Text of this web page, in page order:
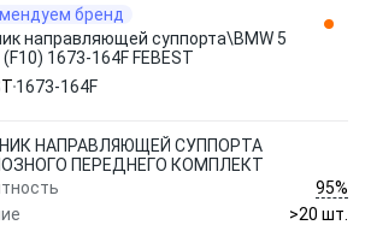
бренд
направляющей суппорта\BMW 5
1673-164F FEBEST
1673-164F
НАПРАВЛЯЮЩЕЙ СУППОРТА
ПЕРЕДНЕГО КОМПЛЕКТ
95%
>20 шт.